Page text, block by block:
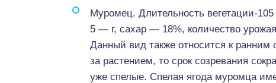
Муромец. Длительность вегетации-
5 — г, сахар — 18%, количество
Данный вид также относится к
за растением, то срок созревания
уже спелые. Спелая ягода муромца